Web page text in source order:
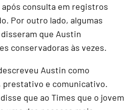
após consulta em registros
Por outro lado, algumas
que Austin
conservadoras às vezes.
Austin como
e comunicativo.
que ao Times que o jovem